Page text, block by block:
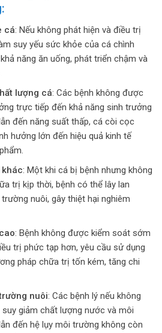
cá: Nếu không phát hiện và điều trị
suy yếu sức khỏe của cá chình
năng ăn uống, phát triển chậm và
lượng cá: Các bệnh không được
trực tiếp đến khả năng sinh trưởng
đến năng suất thấp, cá còi cọc
hưởng lớn đến hiệu quả kinh tế
khác: Một khi cá bị bệnh nhưng không
trị kịp thời, bệnh có thể lây lan
nuôi, gây thiệt hại nghiêm
: Bệnh không được kiểm soát sớm
trị phức tạp hơn, yêu cầu sử dụng
pháp chữa trị tốn kém, tăng chi
nuôi: Các bệnh lý nếu không
giảm chất lượng nước và môi
đến hệ lụy môi trường không còn